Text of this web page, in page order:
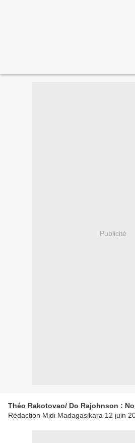
Publicité
Théo Rakotovao/ Do Rajohnson :
Rédaction Midi Madagasikara 12 juin